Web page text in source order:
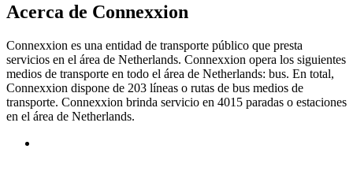
Acerca de Connexxion
Connexxion es una entidad de transporte público que presta
servicios en el área de Netherlands. Connexxion opera los siguientes
medios de transporte en todo el área de Netherlands: bus. En total,
Connexxion dispone de 203 líneas o rutas de bus medios de
transporte. Connexxion brinda servicio en 4015 paradas o estaciones
en el área de Netherlands.